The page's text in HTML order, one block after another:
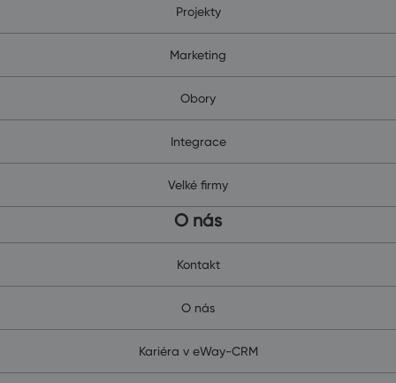
Projekty
Marketing
Obory
Integrace
Velké firmy
O nás
Kontakt
O nás
Kariéra v eWay-CRM